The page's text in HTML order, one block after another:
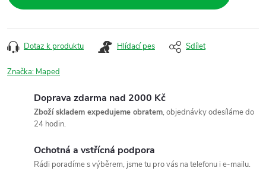
Dotaz k produktu Hlídací pes Sdílet
Značka: Maped
Doprava zdarma nad 2000 Kč
Zboží skladem expedujeme obratem, objednávky odesíláme do
24 hodin.
Ochotná a vstřícná podpora
Rádi poradíme s výběrem, jsme tu pro vás na telefonu i e-mailu.